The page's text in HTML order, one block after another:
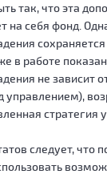
так, что эта
на себя фонд.
в работе
не зависит
управлением),
стратегия
следует,